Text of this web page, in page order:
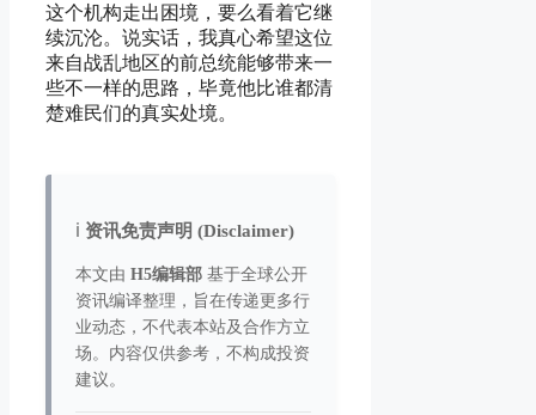
这个机构走出困境，要么看着它继
续沉沦。说实话，我真心希望这位
来自战乱地区的前总统能够带来一
些不一样的思路，毕竟他比谁都清
楚难民们的真实处境。
ℹ️ 资讯免责声明 (Disclaimer)
本文由 H5编辑部 基于全球公开
资讯编译整理，旨在传递更多行
业动态，不代表本站及合作方立
场。内容仅供参考，不构成投资
建议。